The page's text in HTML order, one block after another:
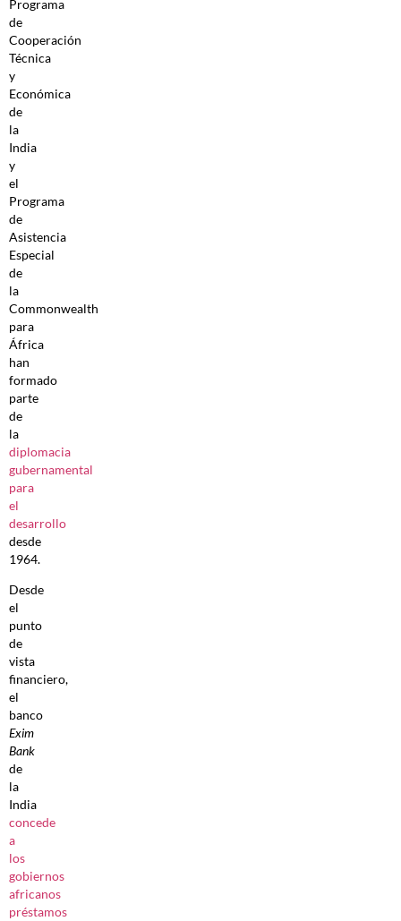
Programa
de
Cooperación
Técnica
y
Económica
de
la
India
y
el
Programa
de
Asistencia
Especial
de
la
Commonwealth
para
África
han
formado
parte
de
la
diplomacia
gubernamental
para
el
desarrollo
desde
1964.
Desde
el
punto
de
vista
financiero,
el
banco
Exim
Bank
de
la
India
concede
a
los
gobiernos
africanos
préstamos